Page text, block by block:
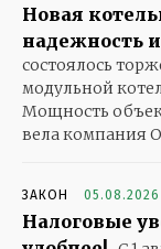
Новая
надежность
состоялось
модульной
Мощность
вела компания
ЗАКОН 05.08.2026
Налоговые